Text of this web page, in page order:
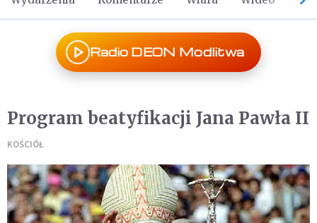
Radio DEON Modlitwa
Program beatyfikacji Jana Pawła II
KOŚCIÓŁ